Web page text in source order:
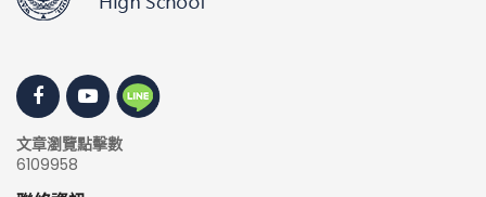
文章瀏覽點擊數
6109958